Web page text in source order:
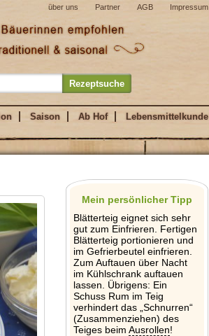
über uns Partner AGB Impressum
Saison Ab Hof Lebensmittelkunde
Mein persönlicher Tipp
Blätterteig eignet sich sehr
gut zum Einfrieren. Fertigen
Blätterteig portionieren und
im Gefrierbeutel einfrieren.
Zum Auftauen über Nacht
im Kühlschrank auftauen
lassen. Übrigens: Ein
Schuss Rum im Teig
verhindert das „Schnurren“
(Zusammenziehen) des
Teiges beim Ausrollen!